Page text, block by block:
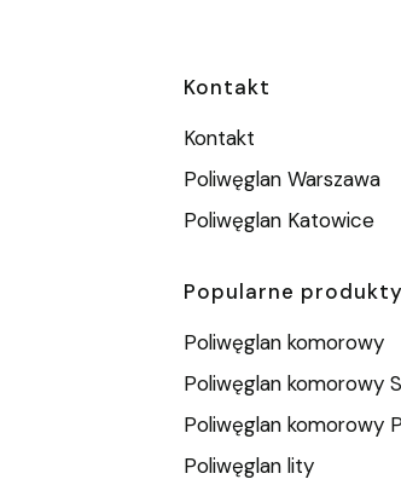
Linki w
Kontakt
Kontakt
Poliwęglan Warszawa
Poliwęglan Katowice
Popularne produkty
Poliwęglan komorowy
Poliwęglan komorowy
Poliwęglan komorowy
Poliwęglan lity